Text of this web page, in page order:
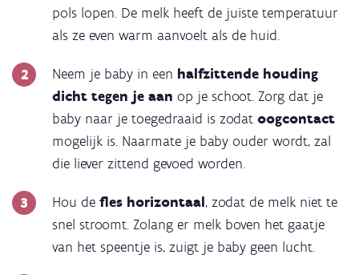
pols lopen. De melk heeft de juiste temperatuur
als ze even warm aanvoelt als de huid.
Neem je baby in een halfzittende houding
dicht tegen je aan op je schoot. Zorg dat je
baby naar je toegedraaid is zodat oogcontact
mogelijk is. Naarmate je baby ouder wordt, zal
die liever zittend gevoed worden.
Hou de fles horizontaal, zodat de melk niet te
snel stroomt. Zolang er melk boven het gaatje
van het speentje is, zuigt je baby geen lucht.